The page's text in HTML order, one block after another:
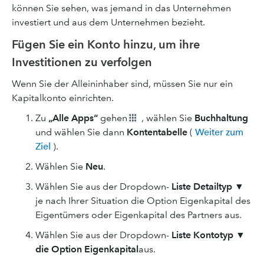
können Sie sehen, was jemand in das Unternehmen
investiert und aus dem Unternehmen bezieht.
Fügen Sie ein Konto hinzu, um ihre
Investitionen zu verfolgen
Wenn Sie der Alleininhaber sind, müssen Sie nur ein
Kapitalkonto einrichten.
Zu „Alle Apps“ gehen , wählen Sie Buchhaltung
und wählen Sie dann Kontentabelle ( Weiter zum
Ziel ).
Wählen Sie Neu.
Wählen Sie aus der Dropdown- Liste Detailtyp ▼
je nach Ihrer Situation die Option Eigenkapital des
Eigentümers oder Eigenkapital des Partners aus.
Wählen Sie aus der Dropdown- Liste Kontotyp ▼
die Option Eigenkapitalaus.